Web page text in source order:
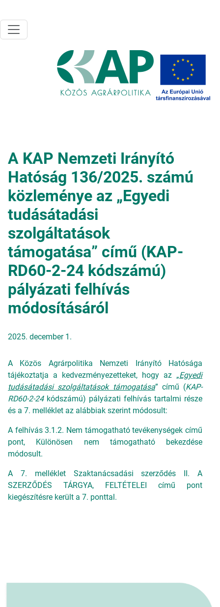
A KAP Nemzeti Irányító
Hatóság 136/2025. számú
közleménye az „Egyedi
tudásátadási
szolgáltatások
támogatása” című (KAP-
RD60-2-24 kódszámú)
pályázati felhívás
módosításáról
2025. december 1.
A Közös Agrárpolitika Nemzeti Irányító Hatósága
tájékoztatja a kedvezményezetteket, hogy az „Egyedi
tudásátadási szolgáltatások támogatása” című (KAP-
RD60-2-24kódszámú) pályázati felhívás tartalmi része
és a 7. melléklet az alábbiak szerint módosult:
A felhívás 3.1.2. Nem támogatható tevékenységek című
pont, Különösen nem támogatható bekezdése
módosult.
A 7. melléklet Szaktanácsadási szerződés II. A
SZERZŐDÉS TÁRGYA, FELTÉTELEI című pont
kiegészítésre került a 7. ponttal.